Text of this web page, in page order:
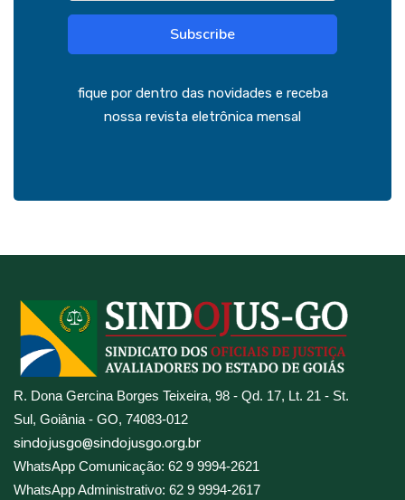
Subscribe
fique por dentro das novidades e receba
nossa revista eletrônica mensal
R. Dona Gercina Borges Teixeira, 98 - Qd. 17, Lt. 21 - St.
Sul, Goiânia - GO, 74083-012
sindojusgo@sindojusgo.org.br
WhatsApp Comunicação: 62 9 9994-2621
WhatsApp Administrativo: 62 9 9994-2617